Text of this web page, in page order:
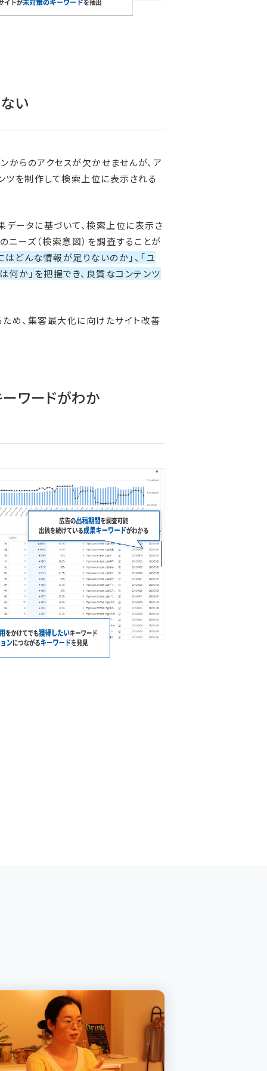
い
らのアクセスが欠かせませんが、ア
ツを制作して検索上位に表示される
ータに基づいて、検索上位に表示さ
ーズ（検索意図）を調査することが
はどんな情報が足りないのか」、「ユ
か」を把握でき、良質なコンテンツ
め、集客最大化に向けたサイト改善
ワードがわか